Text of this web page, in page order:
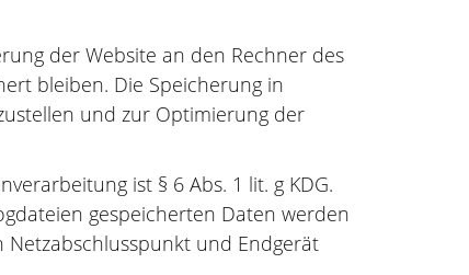
der Website an den Rechner des
bleiben. Die Speicherung in
und zur Optimierung der
ist § 6 Abs. 1 lit. g KDG.
gespeicherten Daten werden
und Endgerät